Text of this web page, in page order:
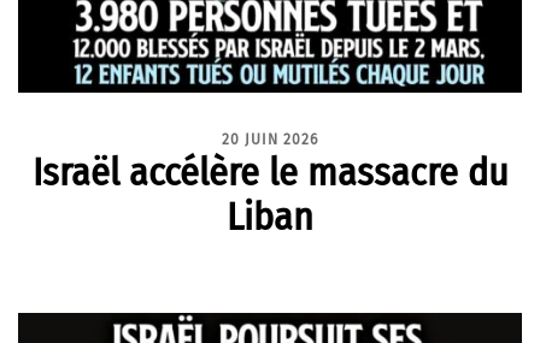
20 JUIN 2026
Israël accélère le massacre du
Liban